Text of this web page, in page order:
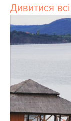
Дивитися